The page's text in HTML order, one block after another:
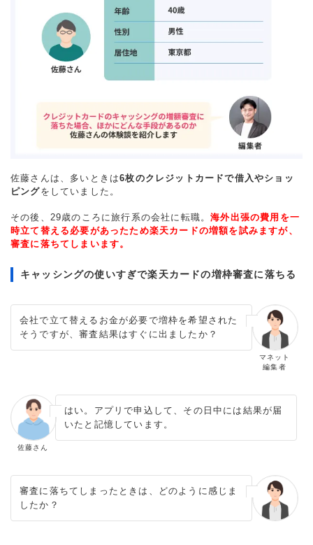
佐藤さんは、多いときは6枚のクレジットカードで借入やショッ
ピングをしていました。
その後、29歳のころに旅行系の会社に転職。海外出張の費用を一
時立て替える必要があったため楽天カードの増額を試みますが、
審査に落ちてしまいます。
キャッシングの使いすぎで楽天カードの増枠審査に落ちる
会社で立て替えるお金が必要で増枠を希望された
そうですが、審査結果はすぐに出ましたか？
マネット
編集者
佐藤さん
はい。アプリで申込して、その日中には結果が届
いたと記憶しています。
審査に落ちてしまったときは、どのように感じま
したか？